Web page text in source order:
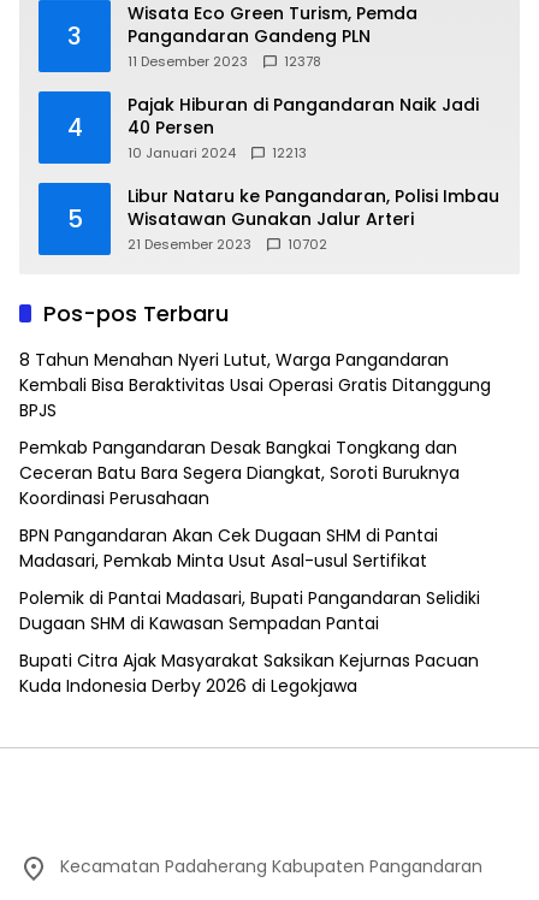
3
Wisata Eco Green Turism, Pemda
Pangandaran Gandeng PLN
11 Desember 2023 12378
4
Pajak Hiburan di Pangandaran Naik Jadi
40 Persen
10 Januari 2024 12213
5
Libur Nataru ke Pangandaran, Polisi Imbau
Wisatawan Gunakan Jalur Arteri
21 Desember 2023 10702
Pos-pos Terbaru
8 Tahun Menahan Nyeri Lutut, Warga Pangandaran
Kembali Bisa Beraktivitas Usai Operasi Gratis Ditanggung
BPJS
Pemkab Pangandaran Desak Bangkai Tongkang dan
Ceceran Batu Bara Segera Diangkat, Soroti Buruknya
Koordinasi Perusahaan
BPN Pangandaran Akan Cek Dugaan SHM di Pantai
Madasari, Pemkab Minta Usut Asal-usul Sertifikat
Polemik di Pantai Madasari, Bupati Pangandaran Selidiki
Dugaan SHM di Kawasan Sempadan Pantai
Bupati Citra Ajak Masyarakat Saksikan Kejurnas Pacuan
Kuda Indonesia Derby 2026 di Legokjawa
Kecamatan Padaherang Kabupaten Pangandaran